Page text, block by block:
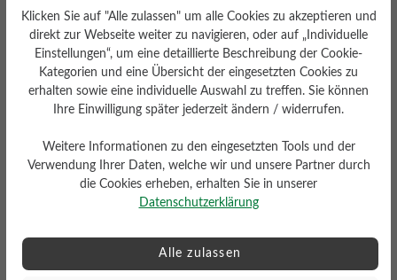
Fußbett
Filzeinlegesohle
Profilierung
gering
Klicken Sie auf "Alle zulassen" um alle Cookies zu akzeptieren und
direkt zur Webseite weiter zu navigieren, oder auf „Individuelle
Einstellungen“, um eine detaillierte Beschreibung der Cookie-
Kategorien und eine Übersicht der eingesetzten Cookies zu
erhalten sowie eine individuelle Auswahl zu treffen. Sie können
Ihre Einwilligung später jederzeit ändern / widerrufen.
Weitere Informationen zu den eingesetzten Tools und der
Verwendung Ihrer Daten, welche wir und unsere Partner durch
die Cookies erheben, erhalten Sie in unserer
Datenschutzerklärung
Alle zulassen